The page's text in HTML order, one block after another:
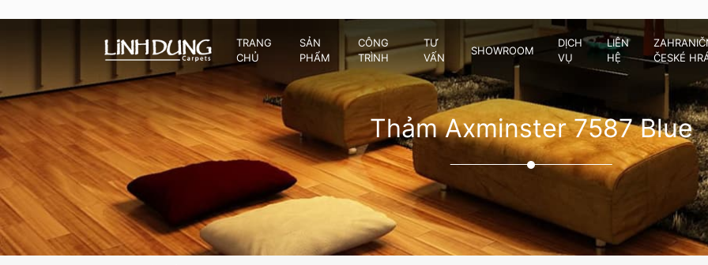
Thảm Axminster 7587 Blue
TRANG
CHỦ
SẢN
PHẨM
CÔNG
TRÌNH
TƯ
VẤN
SHOWROOM
DỊCH
VỤ
LIÊN
HỆ
ČESKÉ